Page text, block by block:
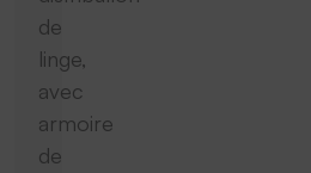
de
linge,
avec
armoire
de